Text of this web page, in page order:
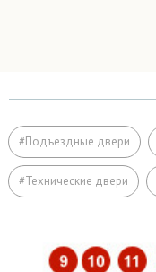
#Подъездные двери
#Технические двери